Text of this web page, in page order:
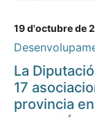
19 d'octubre de
La
17
provincia